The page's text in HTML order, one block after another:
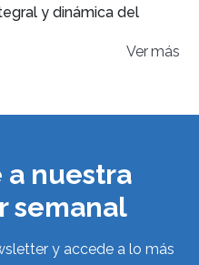
y dinámica del
España 2026",
de agencias de viajes,
2.694 establecimientos
los654.360.000 € , y la
Ver
nuestra
semanal
y accede a lo más